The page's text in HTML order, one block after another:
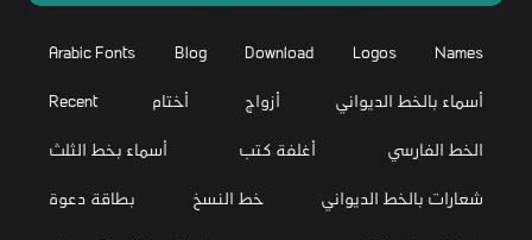
Arabic Fonts Blog Download Logos Names
Recent أختام أزواج أسماء بالخط الديواني
أسماء بخط الثلث أغلفة كتب الخط الفارسي
بطاقة دعوة خط النسخ شعارات بالخط الديواني